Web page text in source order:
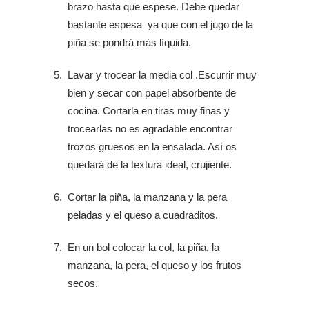
brazo hasta que espese. Debe quedar
bastante espesa ya que con el jugo de la
piña se pondrá más líquida.
Lavar y trocear la media col .Escurrir muy
bien y secar con papel absorbente de
cocina. Cortarla en tiras muy finas y
trocearlas no es agradable encontrar
trozos gruesos en la ensalada. Así os
quedará de la textura ideal, crujiente.
Cortar la piña, la manzana y la pera
peladas y el queso a cuadraditos.
En un bol colocar la col, la piña, la
manzana, la pera, el queso y los frutos
secos.